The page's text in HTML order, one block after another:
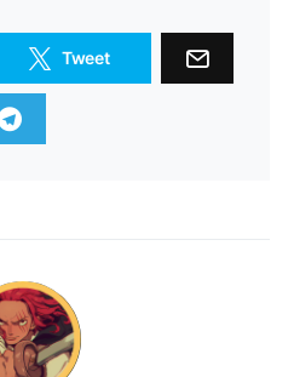
Tweet